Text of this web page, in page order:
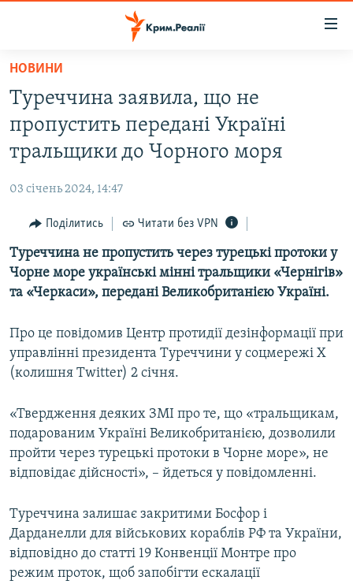
Перейти
основного
матеріалу
Перейти
до
основної
Перейти
пошуку
ВОДА.КРИМ
ВІДЕО ТА ФОТО
БЛОГИ
ПОГЛЯД
ІНТЕРВ'Ю
ВСЕ ЗА ДЕНЬ
ДЕПОРТАЦІЯ
ВІДЕОУРОКИ «ELIFBE»
УКРАЇНСЬКА ПРОБЛЕМА КРИМУ
ІНФОГРАФІКА
ЯК ОБІЙТИ БЛОКУВАННЯ
Русский
Qırımtatar
ДОЛУЧАЙСЯ!
Усі сайти RFE/RL
НОВИНИ
Туреччина заявила, що не
пропустить передані Україні
тральщики до Чорного моря
03 січень 2024, 14:47
Поділитись Читати без VPN
Туреччина не пропустить через турецькі протоки у
Чорне море українські мінні тральщики «Чернігів»
та «Черкаси», передані Великобританією Україні.
Про це повідомив Центр протидії дезінформації при
управлінні президента Туреччини у соцмережі Х
(колишня Twitter) 2 січня.
«Твердження деяких ЗМІ про те, що «тральщикам,
подарованим Україні Великобританією, дозволили
пройти через турецькі протоки в Чорне море», не
відповідає дійсності», – йдеться у повідомленні.
Туреччина залишає закритими Босфор і
Дарданелли для військових кораблів РФ та України,
відповідно до статті 19 Конвенції Монтре про
режим проток, щоб запобігти ескалації